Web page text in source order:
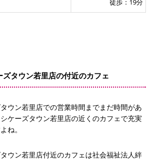
徒歩：19分
タウン若里店の付近のカフェ
ウン若里店での営業時間までまだ時間があ
ケーズタウン若里店の近くのカフェで充実
ね。
ウン若里店付近のカフェは社会福祉法人絆